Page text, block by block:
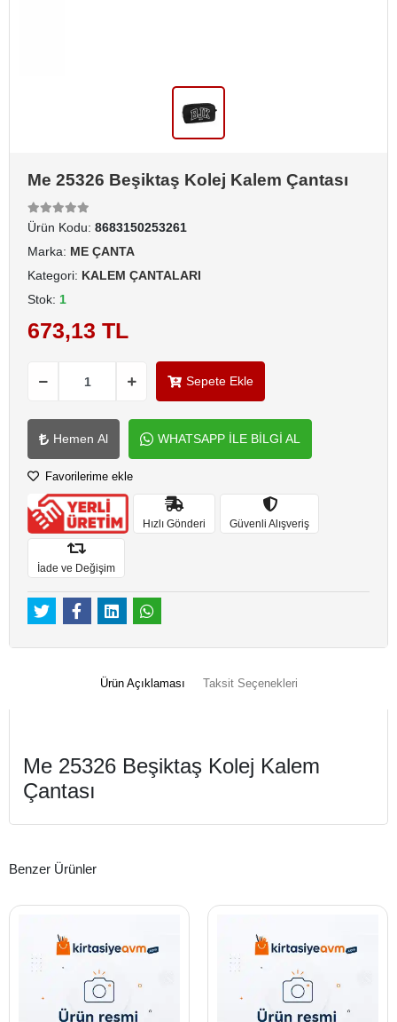
Me 25326 Beşiktaş Kolej Kalem Çantası
Ürün Kodu: 8683150253261
Marka: ME ÇANTA
Kategori: KALEM ÇANTALARI
Stok: 1
673,13 TL
Sepete Ekle
Hemen Al WHATSAPP İLE BİLGİ AL
Favorilerime ekle
Hızlı Gönderi Güvenli Alışveriş
İade ve Değişim
Ürün Açıklaması Taksit Seçenekleri
Me 25326 Beşiktaş Kolej Kalem
Çantası
Benzer Ürünler